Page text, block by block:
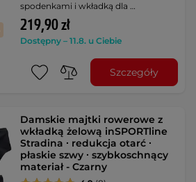
spodenkami i wkładką dla …
219,90 zł
Dostępny – 11.8. u Ciebie
Szczegóły
Damskie majtki rowerowe z
wkładką żelową inSPORTline
Stradina ∙ redukcja otarć ∙
płaskie szwy ∙ szybkoschnący
materiał - Czarny